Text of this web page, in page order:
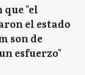
que "el
el estado
son de
esfuerzo"